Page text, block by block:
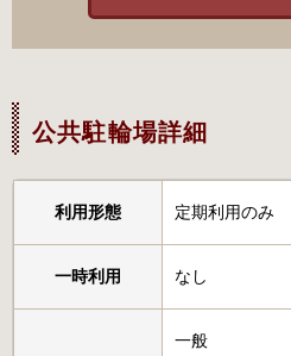
公共駐輪場詳細
利用形態 定期利用のみ
一時利用 なし
一般